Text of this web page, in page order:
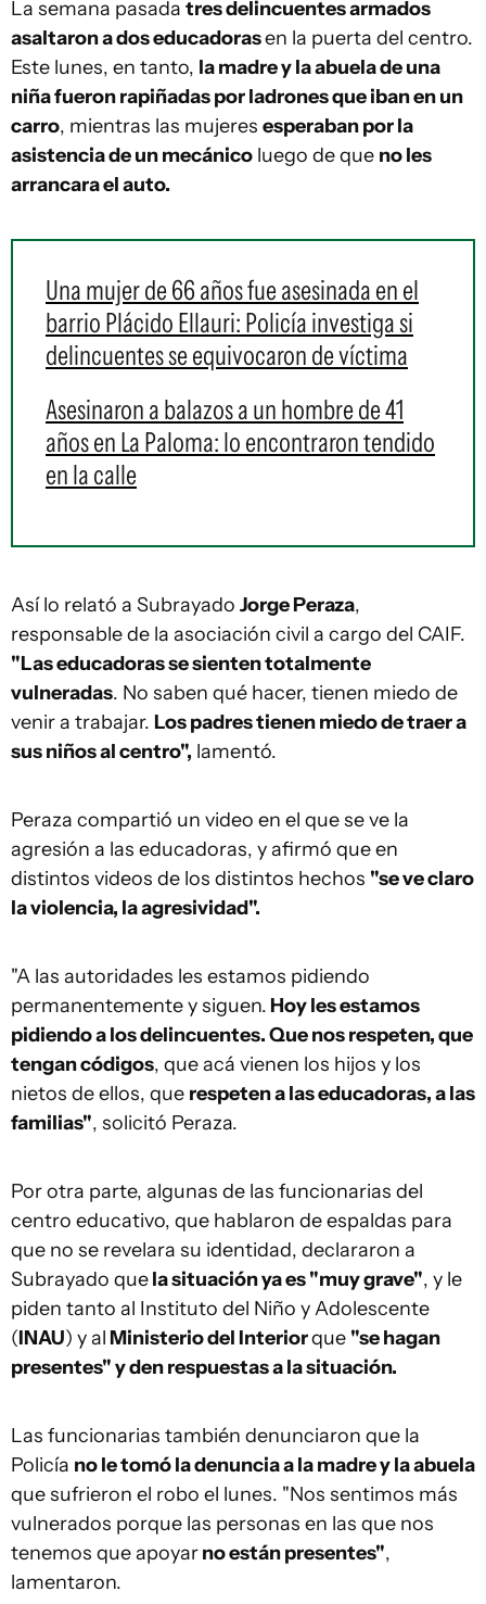
La semana pasada tres delincuentes armados
asaltaron a dos educadorasen la puerta del centro.
Este lunes, en tanto, la madre y la abuela de una
niña fueron rapiñadas por ladrones que iban en un
carro, mientras las mujeres esperaban por la
asistencia de un mecánico luego de que no les
arrancara el auto.
Una mujer de 66 años fue asesinada en el
barrio Plácido Ellauri: Policía investiga si
delincuentes se equivocaron de víctima
Asesinaron a balazos a un hombre de 41
años en La Paloma: lo encontraron tendido
en la calle
Así lo relató a Subrayado Jorge Peraza,
responsable de la asociación civil a cargo del CAIF.
"Las educadoras se sienten totalmente
vulneradas. No saben qué hacer, tienen miedo de
venir a trabajar. Los padres tienen miedo de traer a
sus niños al centro", lamentó.
Peraza compartió un video en el que se ve la
agresión a las educadoras, y afirmó que en
distintos videos de los distintos hechos "se ve claro
la violencia, la agresividad".
"A las autoridades les estamos pidiendo
permanentemente y siguen. Hoy les estamos
pidiendo a los delincuentes. Que nos respeten, que
tengan códigos, que acá vienen los hijos y los
nietos de ellos, que respeten a las educadoras, a las
familias", solicitó Peraza.
Por otra parte, algunas de las funcionarias del
centro educativo, que hablaron de espaldas para
que no se revelara su identidad, declararon a
Subrayado quela situación ya es "muy grave", y le
piden tanto al Instituto del Niño y Adolescente
(INAU) y al Ministerio del Interiorque "se hagan
presentes" y den respuestas a la situación.
Las funcionarias también denunciaron que la
Policía no le tomó la denuncia a la madre y la abuela
que sufrieron el robo el lunes. "Nos sentimos más
vulnerados porque las personas en las que nos
tenemos que apoyarno están presentes",
lamentaron.